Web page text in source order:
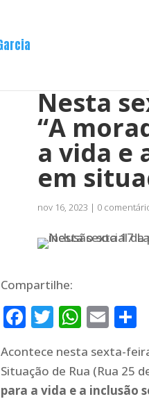
Nesta
“A
a vida e
em
nov 16, 2023 | 0
Compartilhe:
Facebook
Twitter
Acontece nesta sexta-
Situação de Rua (Rua 25
para a vida e a inclusão